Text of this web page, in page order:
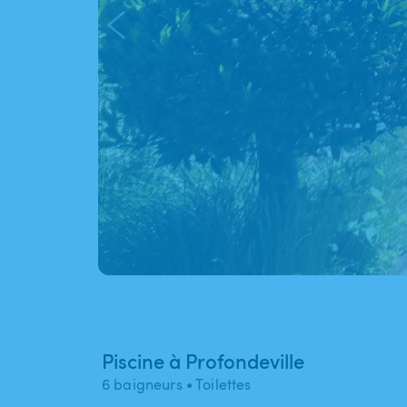
Piscine à Profondeville
6 baigneurs • Toilettes